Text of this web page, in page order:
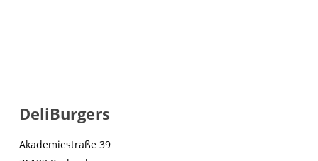
DeliBurgers
Akademiestraße 39